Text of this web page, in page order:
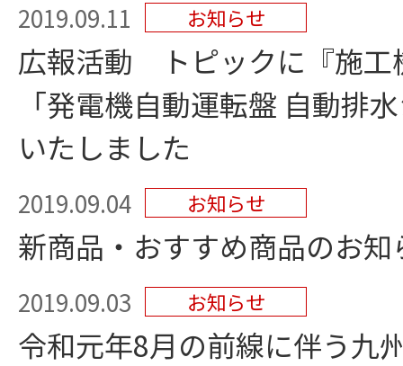
2019.09.11 お知らせ
広報活動 トピックに『施工
「発電機自動運転盤 自動排
いたしました
2019.09.04 お知らせ
新商品・おすすめ商品のお
2019.09.03 お知らせ
令和元年8月の前線に伴う九